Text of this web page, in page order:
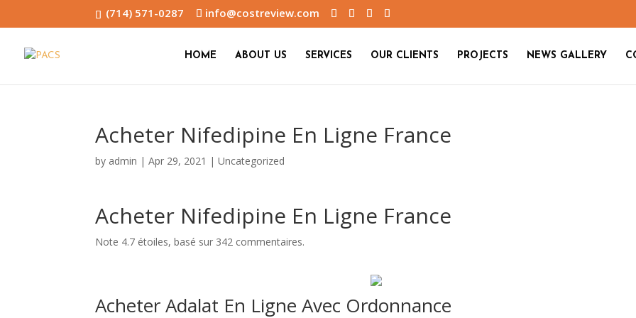
(714) 571-0287 info@costreview.com
HOME ABOUT US SERVICES OUR CLIENTS PROJECTS NEWS GALLERY
Acheter Nifedipine En Ligne France
by admin |Apr 29, 2021 |Uncategorized
Acheter Nifedipine En Ligne France
Note 4.7 étoiles, basé sur 342 commentaires.
Acheter Adalat En Ligne Avec Ordonnance